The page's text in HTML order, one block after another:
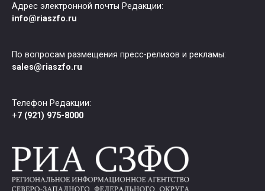
Адрес электронной почты Редакции:
info@riaszfo.ru
По вопросам размещения пресс-релизов и рекламы:
sales@riaszfo.ru
Телефон Редакции:
+7 (921) 975-8000